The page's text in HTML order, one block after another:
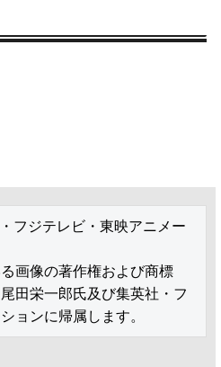
フジテレビ・東映アニメー
画像の著作権および商標
田栄一郎氏及び集英社・フ
ョンに帰属します。